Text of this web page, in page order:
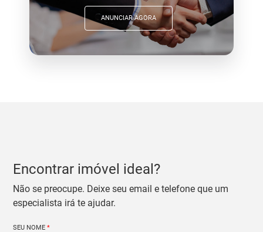
ANUNCIAR AGORA
Encontrar imóvel ideal?
Não se preocupe. Deixe seu email e telefone que um
especialista irá te ajudar.
SEU NOME*